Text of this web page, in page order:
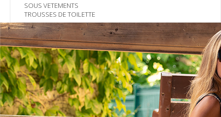
SOUS VETEMENTS
TROUSSES DE TOILETTE